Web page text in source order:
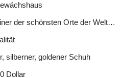
der schönsten Orte der Welt…
silberner, goldener Schuh
Dollar